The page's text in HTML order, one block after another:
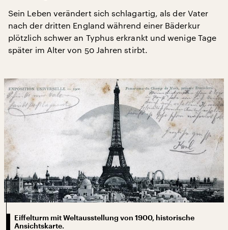
Sein Leben verändert sich schlagartig, als der Vater
nach der dritten England während einer Bäderkur
plötzlich schwer an Typhus erkrankt und wenige Tage
später im Alter von 50 Jahren stirbt.
Eiffelturm mit Weltausstellung von 1900, historische
Ansichtskarte.